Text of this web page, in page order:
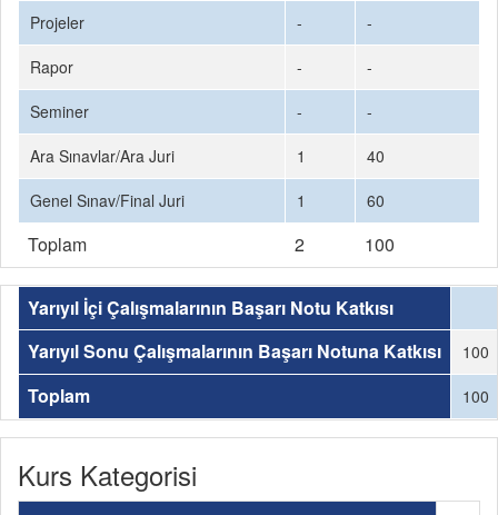
Projeler
-
-
Rapor
-
-
Seminer
-
-
Ara Sınavlar/Ara Juri
1
40
Genel Sınav/Final Juri
1 60
Toplam 2 100
Yarıyıl İçi Çalışmalarının Başarı Notu Katkısı
Yarıyıl Sonu Çalışmalarının Başarı Notuna Katkısı
100
Toplam 100
Kurs Kategorisi